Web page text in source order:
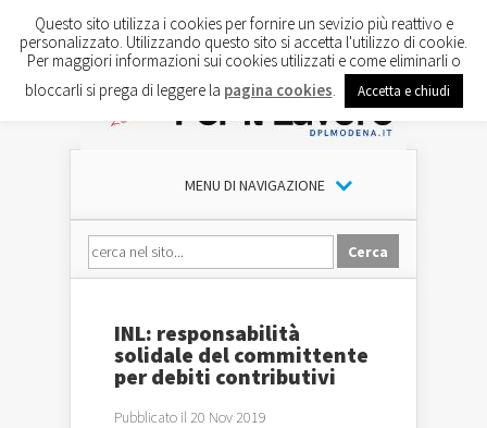
MENU DI NAVIGAZIONE
INL: responsabilità
solidale del committente
per debiti contributivi
Pubblicato il 20 Nov 2019
Questo sito utilizza i cookies per fornire un sevizio più reattivo e
personalizzato. Utilizzando questo sito si accetta l'utilizzo di cookie.
Per maggiori informazioni sui cookies utilizzati e come eliminarli o
bloccarli si prega di leggere la pagina cookies Accetta e chiudi